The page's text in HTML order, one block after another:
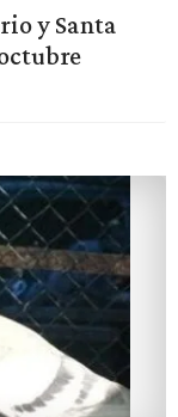
y Santa